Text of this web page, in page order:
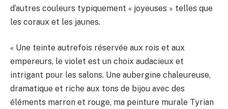
d’autres couleurs typiquement « joyeuses » telles que
les coraux et les jaunes.
« Une teinte autrefois réservée aux rois et aux
empereurs, le violet est un choix audacieux et
intrigant pour les salons. Une aubergine chaleureuse,
dramatique et riche aux tons de bijou avec des
éléments marron et rouge, ma peinture murale Tyrian